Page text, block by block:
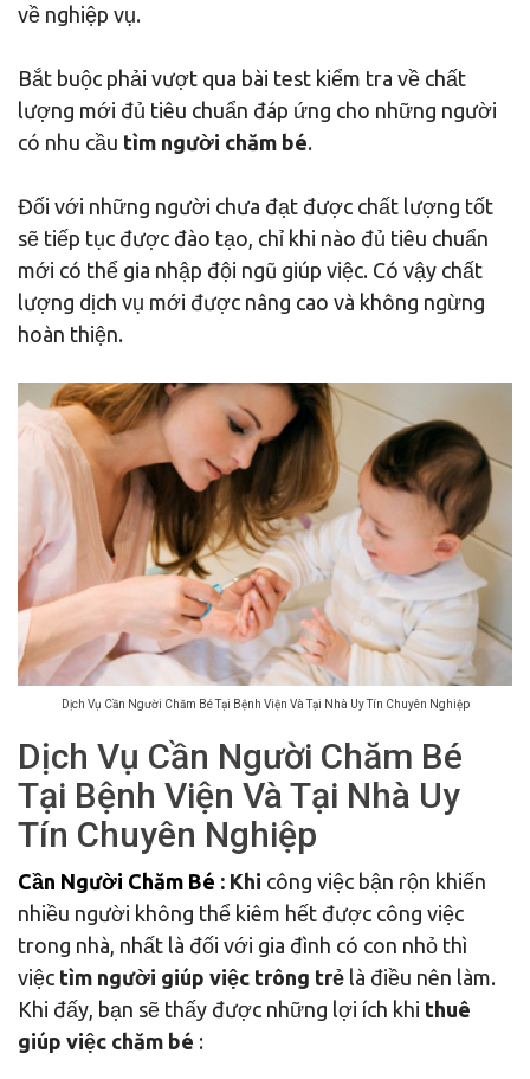
về nghiệp vụ.
Bắt buộc phải vượt qua bài test kiểm tra về chất
lượng mới đủ tiêu chuẩn đáp ứng cho những người
có nhu cầu tìm người chăm bé.
Đối với những người chưa đạt được chất lượng tốt
sẽ tiếp tục được đào tạo, chỉ khi nào đủ tiêu chuẩn
mới có thể gia nhập đội ngũ giúp việc. Có vậy chất
lượng dịch vụ mới được nâng cao và không ngừng
hoàn thiện.
Dịch Vụ Cần Người Chăm Bé Tại Bệnh Viện Và Tại Nhà Uy Tín Chuyên Nghiệp
Dịch Vụ Cần Người Chăm Bé
Tại Bệnh Viện Và Tại Nhà Uy
Tín Chuyên Nghiệp
Cần Người Chăm Bé : Khi công việc bận rộn khiến
nhiều người không thể kiêm hết được công việc
trong nhà, nhất là đối với gia đình có con nhỏ thì
việc tìm người giúp việc trông trẻ là điều nên làm.
Khi đấy, bạn sẽ thấy được những lợi ích khi thuê
giúp việc chăm bé :